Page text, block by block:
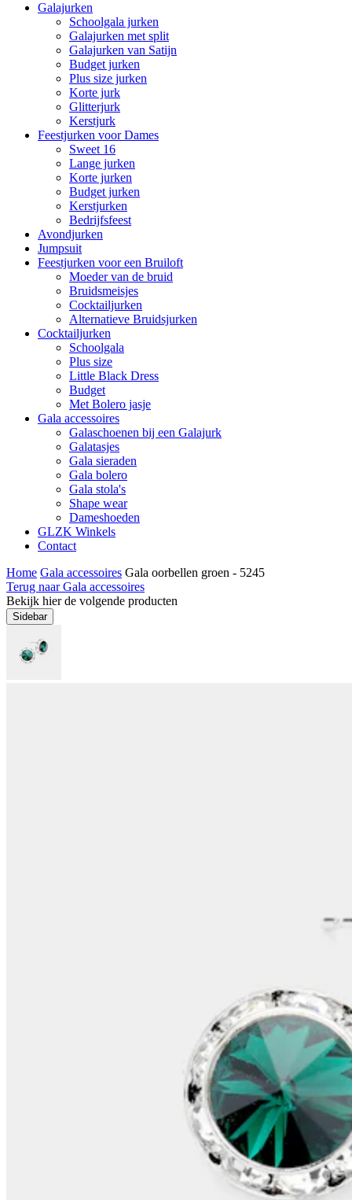
Galajurken
Schoolgala jurken
Galajurken met split
Galajurken van Satijn
Budget jurken
Plus size jurken
Korte jurk
Glitterjurk
Kerstjurk
Feestjurken voor Dames
Sweet 16
Lange jurken
Korte jurken
Budget jurken
Kerstjurken
Bedrijfsfeest
Avondjurken
Jumpsuit
Feestjurken voor een Bruiloft
Moeder van de bruid
Bruidsmeisjes
Cocktailjurken
Alternatieve Bruidsjurken
Cocktailjurken
Schoolgala
Plus size
Little Black Dress
Budget
Met Bolero jasje
Gala accessoires
Galaschoenen bij een Galajurk
Galatasjes
Gala sieraden
Gala bolero
Gala stola's
Shape wear
Dameshoeden
GLZK Winkels
Contact
Home Gala accessoires Gala oorbellen groen - 5245
Terug naar Gala accessoires
Bekijk hier de volgende producten
Sidebar